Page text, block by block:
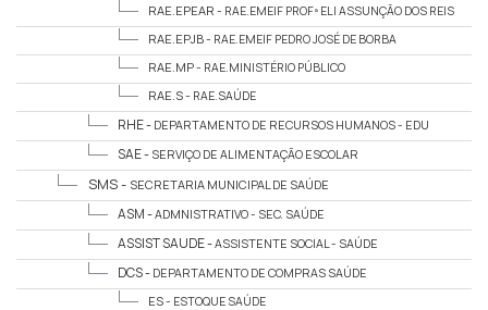
RAE.EPEAR - RAE.EMEIF PROFª ELI ASSUNÇÃO DOS REIS
RAE.EPJB - RAE.EMEIF PEDRO JOSÉ DE BORBA
RAE.MP - RAE.MINISTÉRIO PÚBLICO
RAE.S - RAE.SAÚDE
RHE - DEPARTAMENTO DE RECURSOS HUMANOS - EDU
SAE - SERVIÇO DE ALIMENTAÇÃO ESCOLAR
SMS - SECRETARIA MUNICIPAL DE SAÚDE
ASM -ADMNISTRATIVO - SEC. SAÚDE
ASSIST SAUDE -ASSISTENTE SOCIAL - SAÚDE
DCS - DEPARTAMENTO DE COMPRAS SAÚDE
ES - ESTOQUE SAÚDE